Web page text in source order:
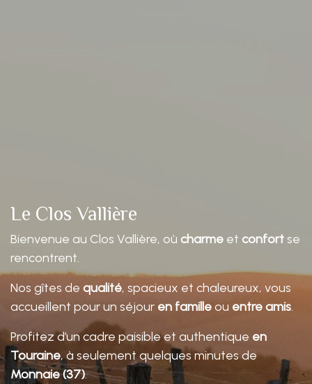
Le Clos Vallière
Bienvenue au Clos Vallière, où charme et confort se
rencontrent.
Nos gîtes de qualité, spacieux et chaleureux, vous
accueillent pour un séjour en familleou entre amis.
Profitez d’un cadre paisible et authentique en
Touraine, à seulement quelques minutes de
Monnaie (37).